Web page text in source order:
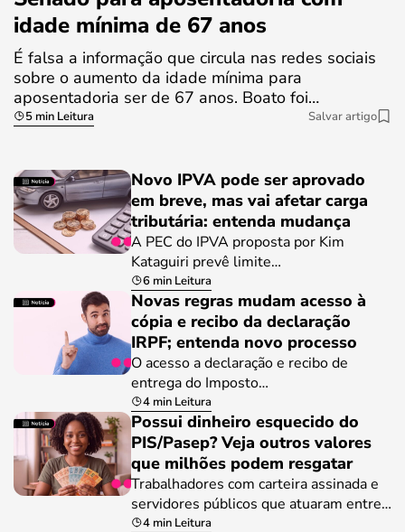
idade mínima de 67 anos
É falsa a informação que circula nas redes sociais
sobre o aumento da idade mínima para
aposentadoria ser de 67 anos. Boato foi…
5 min Leitura Salvar artigo
Novo IPVA pode ser aprovado
em breve, mas vai afetar carga
tributária: entenda mudança
A PEC do IPVA proposta por Kim
Kataguiri prevê limite…
6 min Leitura
Novas regras mudam acesso à
cópia e recibo da declaração
IRPF; entenda novo processo
O acesso a declaração e recibo de
entrega do Imposto…
4 min Leitura
Possui dinheiro esquecido do
PIS/Pasep? Veja outros valores
que milhões podem resgatar
Trabalhadores com carteira assinada e
servidores públicos que atuaram entre…
4 min Leitura